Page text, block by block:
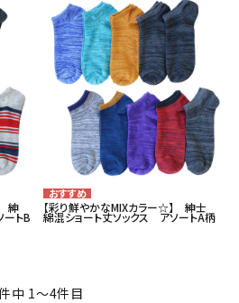
紳
トB
【彩り鮮やかなMIXカラー☆】 紳士
綿混ショート丈ソックス アソートA柄
中 1〜4件目